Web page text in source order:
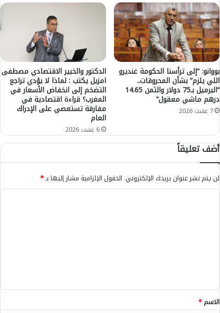
ة
م
ن
د
و
ن
ع
ن
ف
”
ج
ا
ء
ر
ف
ه
م
ب
ج
و
ل
ج
م
ع
ة
بووانو: “إلى ترأسنا الحكومة غنديرو
اللي يلزم” بشأن المحروقات..
“البرميل بـ75 دولار والثمن 14.65
درهم ماشي معقول”
7 غشت 2026
الدكتور والخبير الاقتصادي مصطفى
امزيل يكتب : لماذا لا يؤدي تراجع
التضخم إلى انخفاض الأسعار في
المغرب؟ قراءة اقتصادية في
مفارقة تستعصي على الإدراك
العام
6 غشت 2026
أضف تعليقاً
لن يتم نشر عنوان بريدك الإلكتروني. الحقول الإلزامية مشار إليها بـ*
*
الاسم*